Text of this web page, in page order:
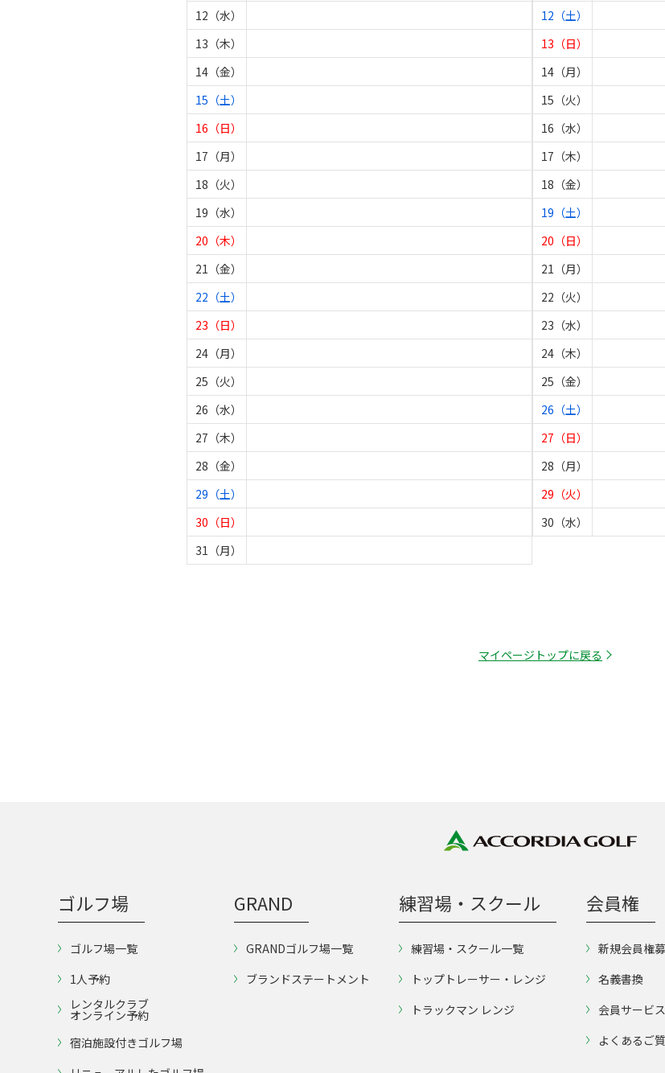
12（水）
13（木）
14（金）
15（土）
16（日）
17（月）
18（火）
19（水）
20（木）
21（金）
22（土）
23（日）
24（月）
25（火）
26（水）
27（木）
28（金）
29（土）
30（日）
31（月）
12（土）
13（日）
14（月）
15（火）
16（水）
17（木）
18（金）
19（土）
20（日）
21（月）
22（火）
23（水）
24（木）
25（金）
26（土）
27（日）
28（月）
29（火）
30（水）
マイページトップに戻る
ゴルフ場
ゴルフ場一覧
1人予約
レンタルクラブ
オンライン予約
宿泊施設付きゴルフ場
GRAND
GRANDゴルフ場一覧
ブランドステートメント
練習場・スクール
練習場・スクール一覧
トップトレーサー・レンジ
トラックマン レンジ
会員権
新規会員権
名義書換
会員サービ
よくあるご